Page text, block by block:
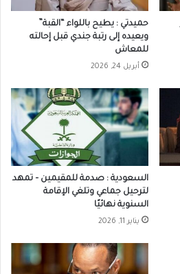
حميدتي : يطيح باللواء “القبة”
ويعيده إلى رتبة جندي قبل إحالته
للمعاش
أبريل 24, 2026
السعودية : صدمة للمقيمين – تمهد
لترحيل جماعي وتلغي الإقامة
السنوية نهائيًا
يناير 11, 2026